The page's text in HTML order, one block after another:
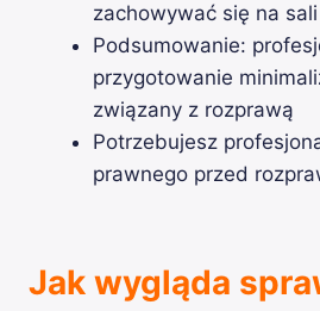
zachowywać się na
Podsumowanie:
przygotowanie
związany z rozprawą
Potrzebujesz
prawnego przed
Jak wygląda